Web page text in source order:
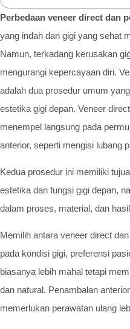
Perbedaan veneer direct dan
yang indah dan gigi yang sehat
Namun, terkadang kerusakan
mengurangi kepercayaan diri.
adalah dua prosedur umum
estetika gigi depan. Veneer
menempel langsung pada
anterior, seperti mengisi lubang
Kedua prosedur ini memiliki
estetika dan fungsi gigi depan,
dalam proses, material, dan
Memilih antara veneer direct
pada kondisi gigi, preferensi
biasanya lebih mahal tetapi
dan natural. Penambalan
memerlukan perawatan ulang